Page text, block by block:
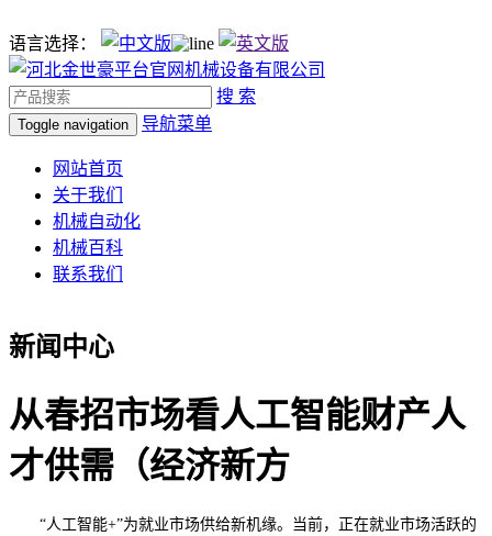
语言选择：
搜 索
Toggle navigation 导航菜单
网站首页
关于我们
机械自动化
机械百科
联系我们
新闻中心
从春招市场看人工智能财产人
才供需（经济新方
“人工智能+”为就业市场供给新机缘。当前，正在就业市场活跃的